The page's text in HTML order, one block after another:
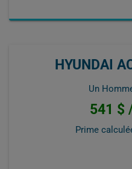
HYUNDAI
Un
541 $
Prime